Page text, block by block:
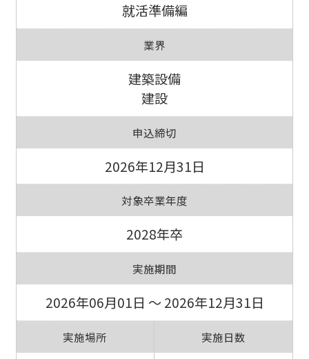
就活準備編
業界
建築設備
建設
申込締切
2026年12月31日
対象卒業年度
2028年卒
実施期間
2026年06月01日 ～ 2026年12月31日
実施場所 実施日数